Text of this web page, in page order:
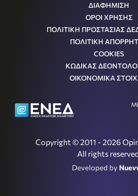
ΔΙΑΦΗΜΙΣΗ
ΟΡΟΙ ΧΡΗΣΗΣ
ΠΟΛΙΤΙΚΗ ΠΡΟΣΤΑΣΙΑΣ
ΠΟΛΙΤΙΚΗ
COOKIES
ΚΩΔΙΚΑΣ
ΟΙΚΟΝΟΜΙΚΑ
Copyright © 2011 - 2026
All rights reserved.
Developed by